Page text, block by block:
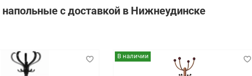
с доставкой в Нижнеудинске
В наличии